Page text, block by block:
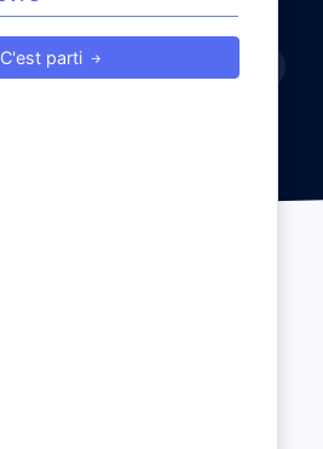
C'est parti